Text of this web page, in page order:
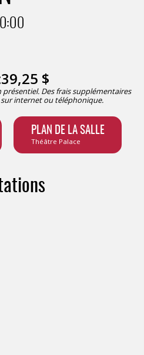
39,25 $
Des frais supplémentaires
internet ou téléphonique.
PLAN DE LA SALLE
Théâtre Palace